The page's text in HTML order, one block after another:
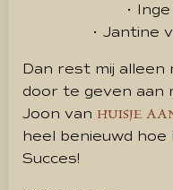
•
• Jantine
Dan rest mij
door te geven aan
Joon van HUISJE
heel benieuwd hoe
Succes!